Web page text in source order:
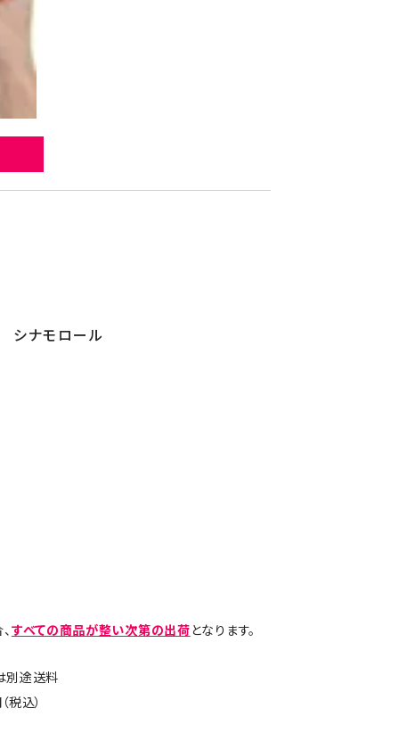
シナモロール
すべての商品が整い次第の出荷となります。
別途送料
税込）